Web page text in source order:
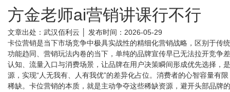
方金老师ai营销讲课行不行
文章出处：武汉佰利云 │ 发布时间：2026-05-29
卡位营销是当下市场竞争中极具实战性的精细化营销战略，区别于传
功能趋同、营销玩法内卷的当下，单纯的品牌宣传早已无法拉开竞争
认知、流量入口与消费场景，让品牌在用户决策瞬间形成优先选择，
源，实现“人无我有、人有我优”的差异化占位。消费者的心智容量有
稀缺。卡位营销的本质，就是主动争夺这些稀缺资源，避开头部品牌